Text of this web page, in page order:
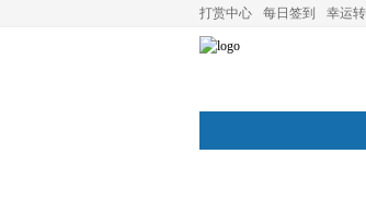
打赏中心 每日签到 幸运